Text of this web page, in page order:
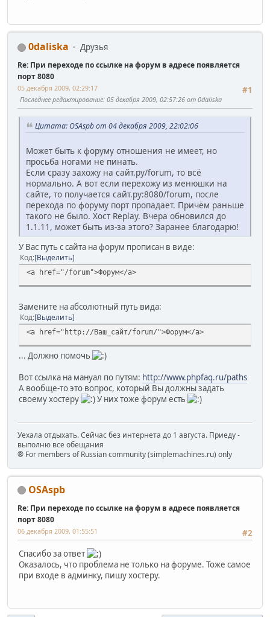
0daliska Друзья
Re: При переходе по ссылке на форум в адресе появляется
порт 8080
#1
05 декабря 2009, 02:29:17
Последнее редактирование: 05 декабря 2009, 02:57:26 от 0daliska
Цитата: OSAspb от 04 декабря 2009, 22:02:06
Может быть к форуму отношения не имеет, но
просьба ногами не пинать.
Если сразу захожу на сайт.ру/forum, то всё
нормально. А вот если перехожу из менюшки на
сайте, то получается сайт.ру:8080/forum, после
перехода по форуму порт пропадает. Причём раньше
такого не было. Хост Replay. Вчера обновился до
1.1.11, может быть из-за этого? Заранее благодарю!
У Вас путь с сайта на форум прописан в виде:
Код Выделить
<a href="/forum">Форум</a>
Замените на абсолютный путь вида:
Код Выделить
<a href="http://Ваш_сайт/forum/">Форум</a>
... Должно помочь
Вот ссылка на мануал по путям: http://www.phpfaq.ru/paths
А вообще-то это вопрос, который Вы должны задать
своему хостеру
У них тоже форум есть
Уехала отдыхать. Сейчас без интернета до 1 августа. Приеду -
выполню все обещания
® For members of Russian community (simplemachines.ru) only
OSAspb
Re: При переходе по ссылке на форум в адресе появляется
порт 8080
#2
06 декабря 2009, 01:55:51
Спасибо за ответ
Оказалось, что проблема не только на форуме. Тоже самое
при входе в админку, пишу хостеру.